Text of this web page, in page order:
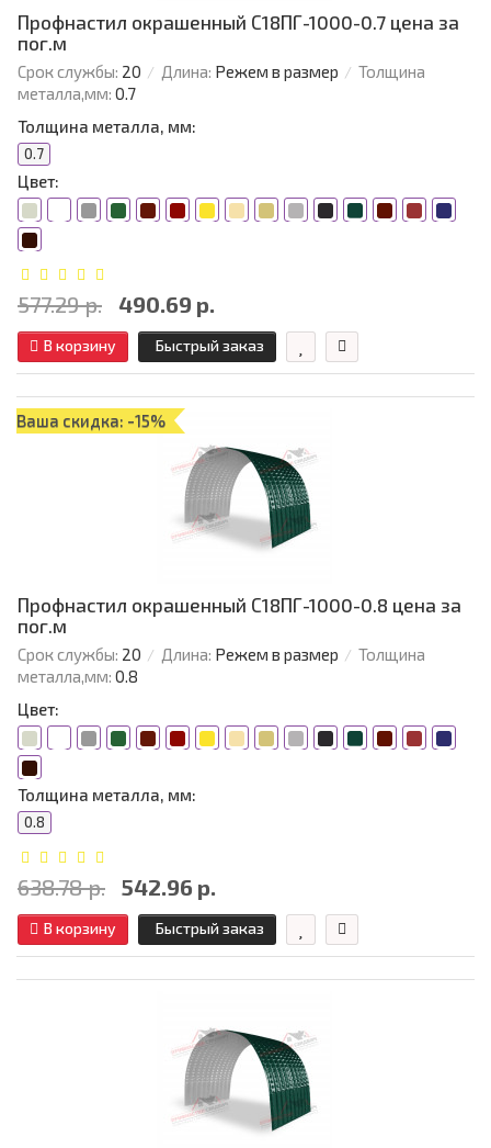
Профнастил окрашенный С18ПГ-1000-0.7 цена за
пог.м
Срок службы: 20 Длина: Режем в размер
Толщина
металла,мм: 0.7
Толщина металла, мм:
0.7
Цвет:
577.29 р. 490.69 р.
В корзину Быстрый заказ
Ваша скидка: -15%
Профнастил окрашенный С18ПГ-1000-0.8 цена за
пог.м
Срок службы: 20 Длина: Режем в размер
Толщина
металла,мм: 0.8
Цвет:
Толщина металла, мм:
0.8
638.78 р. 542.96 р.
В корзину Быстрый заказ